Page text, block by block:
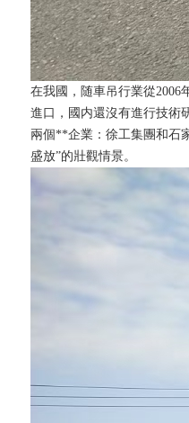
在我國，随車吊行業從2006
進口，國内還沒有進行技術
兩個**企業：徐工集團和石
盛放”的壯觀情景。